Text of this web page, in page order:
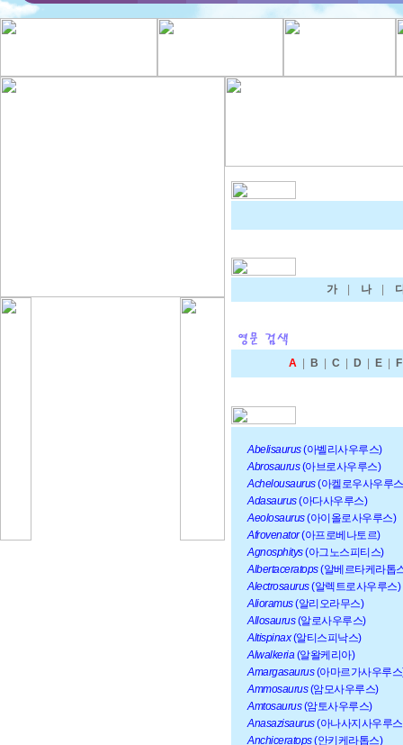
가 나
A B C D E F
Abelisaurus(아벨리사우루스)
Abrosaurus(아브로사우루스)
Achelousaurus(아켈로우사우루
Adasaurus(아다사우루스)
Aeolosaurus(아이올로사우루스)
Afrovenator(아프로베나토르)
Agnosphitys(아그노스피티스)
Albertaceratops(알베르타케라톱
Alectrosaurus(알렉트로사우루스)
Alioramus(알리오라무스)
Allosaurus(알로사우루스)
Altispinax(알티스피낙스)
Alwalkeria(알왈케리아)
Amargasaurus(아마르가사우루
Ammosaurus(암모사우루스)
Amtosaurus(암토사우루스)
Anasazisaurus(아나사지사우루
Anchiceratops(안키케라톱스)